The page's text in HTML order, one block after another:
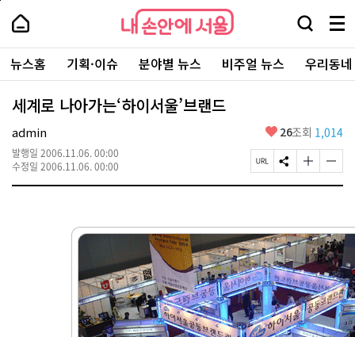
본
로
가
내
손
안
에
서
울
-
서
울
시
대
표
소
내
손
에
울
검
창
열
기
메
뉴
전
체
보
주
요
서
뉴스홈 기획·이슈 분야별 뉴스 비주얼 뉴스 우리동
세계로 나아가는‘하이서울’브랜드
admin
발행일 2006.11.06. 00:00
수정일 2006.11.06. 00:00
좋
요
26조회 1,014
페
이
L
복
사
S
N
하
기
글
자
게
변
경
하
기
글
자
게
변
경
하
기
페
상
단
로